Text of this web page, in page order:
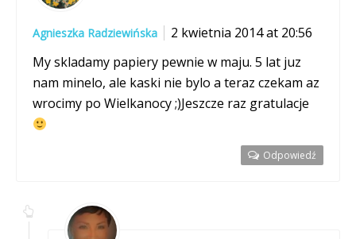
Agnieszka Radziewińska
2 kwietnia 2014 at 20:56
My skladamy papiery pewnie w maju. 5 lat juz
nam minelo, ale kaski nie bylo a teraz czekam az
wrocimy po Wielkanocy ;)Jeszcze raz gratulacje
Odpowiedź